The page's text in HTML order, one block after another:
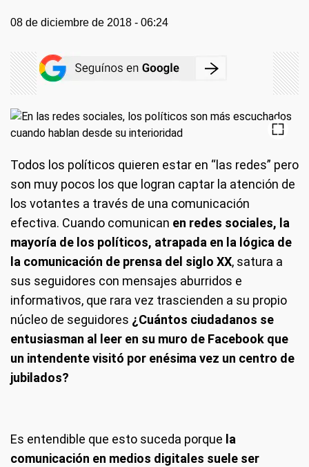
08 de diciembre de 2018 - 06:24
Todos los políticos quieren estar en “las redes” pero
son muy pocos los que logran captar la atención de
los votantes a través de una comunicación
efectiva. Cuando comunican en redes sociales, la
mayoría de los políticos, atrapada en la lógica de
la comunicación de prensa del siglo XX, satura a
sus seguidores con mensajes aburridos e
informativos, que rara vez trascienden a su propio
núcleo de seguidores ¿Cuántos ciudadanos se
entusiasman al leer en su muro de Facebook que
un intendente visitó por enésima vez un centro de
jubilados?
Es entendible que esto suceda porque la
comunicación en medios digitales suele ser